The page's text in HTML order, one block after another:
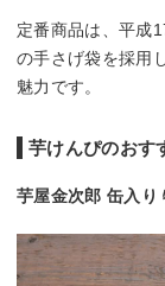
定番商品は、平成
の手さげ袋を採用
魅力です。
芋けんぴのおす
芋屋金次郎 缶入り